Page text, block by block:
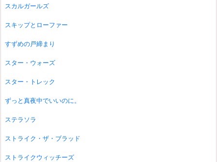
スカルガールズ
スキップとローファー
すずめの戸締まり
スター・ウォーズ
スター・トレック
ずっと真夜中でいいのに。
ステラソラ
ストライク・ザ・ブラッド
ストライクウィッチーズ